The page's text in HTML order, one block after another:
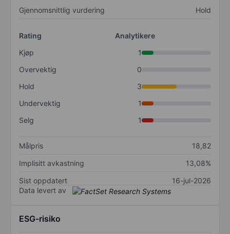
Gjennomsnittlig vurdering Hold
Rating
Analytikere
Kjøp
1
Overvektig
0
Hold
3
Undervektig
1
Selg
1
Målpris
18,82
Implisitt avkastning
13,08%
Sist oppdatert
16-jul-2026
Data levert av
ESG-risiko